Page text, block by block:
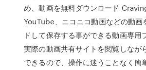
め、動画を無料ダウンロード
YouTube、ニコニコ動画などの動画
ドして保存する事ができる動画専用
実際の動画共有サイトを閲覧しなが
できるので、操作に迷うことなく簡